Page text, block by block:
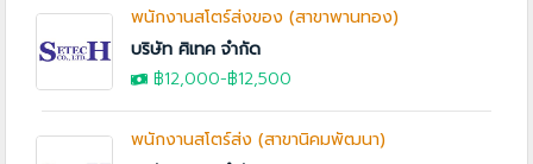
พนักงานสโตร์ส่งของ (สาขาพานทอง)
บริษัท ศิเทค จำกัด
฿12,000-฿12,500
พนักงานสโตร์ส่ง (สาขานิคมพัฒนา)